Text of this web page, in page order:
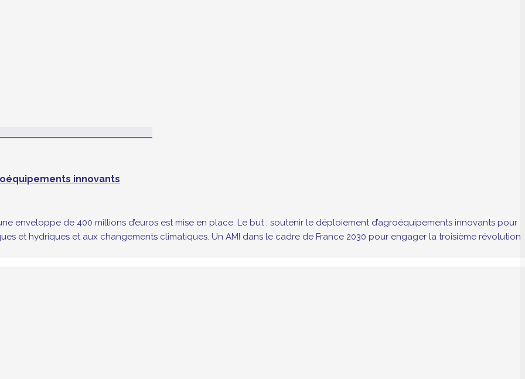
innovants
enveloppe de 400 millions d’euros est mise en place. Le but : soutenir le déploiement d’agroéquipements innovants pour
et hydriques et aux changements climatiques. Un AMI dans le cadre de France 2030 pour engager la troisième révolution